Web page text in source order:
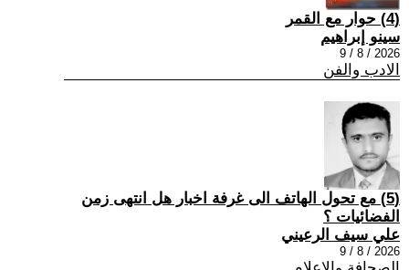
(4) حوار مع القمر
سينو إبراهيم
2026 / 8 / 9
الادب والفن
(5) مع تحول الهاتف الى غرفة اخبار هل انتهى زمن
الفضائيات ؟
علي سيف الرعيني
2026 / 8 / 9